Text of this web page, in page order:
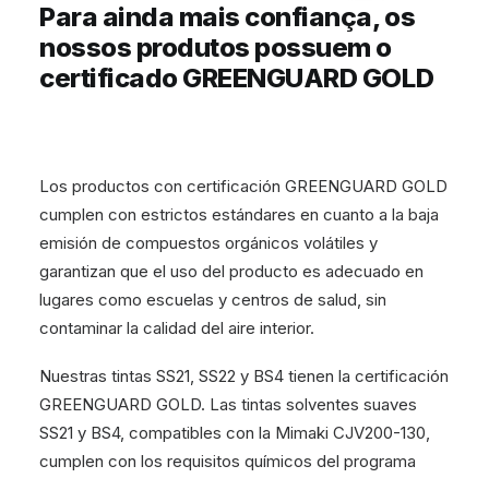
Para ainda mais confiança, os
nossos produtos possuem o
certificado GREENGUARD GOLD
Los productos con certificación GREENGUARD GOLD
cumplen con estrictos estándares en cuanto a la baja
emisión de compuestos orgánicos volátiles y
garantizan que el uso del producto es adecuado en
lugares como escuelas y centros de salud, sin
contaminar la calidad del aire interior.
Nuestras tintas SS21, SS22 y BS4 tienen la certificación
GREENGUARD GOLD. Las tintas solventes suaves
SS21 y BS4, compatibles con la Mimaki CJV200-130,
cumplen con los requisitos químicos del programa